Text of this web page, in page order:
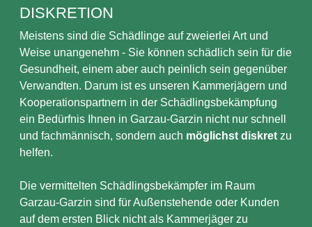
DISKRETION
Meistens sind die Schädlinge auf zweierlei Art und
Weise unangenehm - Sie können schädlich sein für die
Gesundheit, einem aber auch peinlich sein gegenüber
Verwandten. Darum ist es unseren Kammerjägern und
Kooperationspartnern in der Schädlingsbekämpfung
ein Bedürfnis Ihnen in Garzau-Garzin nicht nur schnell
und fachmännisch, sondern auch möglichst diskret zu
helfen.
Die vermittelten Schädlingsbekämpfer im Raum
Garzau-Garzin sind für Außenstehende oder Kunden
auf dem ersten Blick nicht als Kammerjäger zu